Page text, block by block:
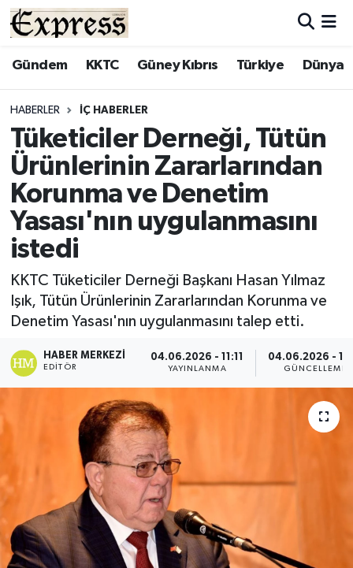
Gündem KKTC Güney Kıbrıs Türkiye Dünya
HABERLER İÇ HABERLER
Tüketiciler Derneği, Tütün
Ürünlerinin Zararlarından
Korunma ve Denetim
Yasası'nın uygulanmasını
istedi
KKTC Tüketiciler Derneği Başkanı Hasan Yılmaz
Işık, Tütün Ürünlerinin Zararlarından Korunma ve
Denetim Yasası'nın uygulanmasını talep etti.
HABER MERKEZI
EDITÖR
04.06.2026 - 11:11
YAYINLANMA
04.06.2026 -
GÜNCELLEME
ALAYKÖY
BİLİM
DÜNYA
EĞİTİM
EKONOMİ
GAZİMAĞUSA
GİRNE
GÜNDEM
GÜNEY KIBRIS
Hava Durumu
Süper Lig Puan Durumu ve Fikstür
Son Dakika Haberleri
Haber Arşivi